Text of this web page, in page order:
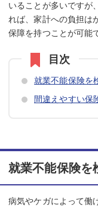
いることが多いですが
れば、家計への負担は
保障を持つことが可能
就業不能保険を
間違えやすい保
就業不能保険を
病気やケガによって働